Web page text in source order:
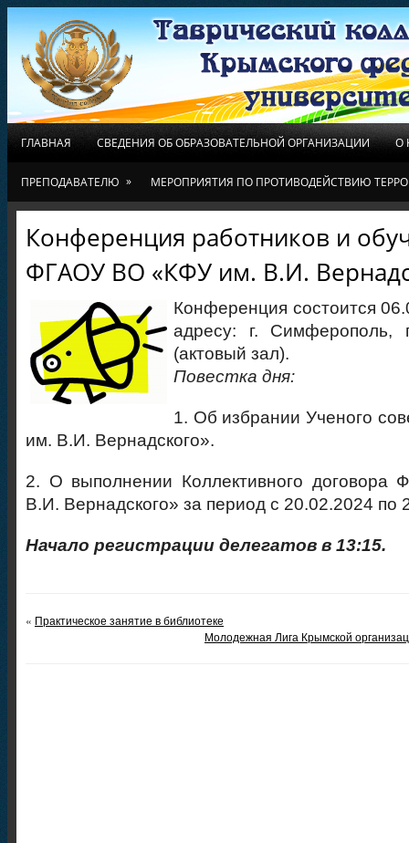
ГЛАВНАЯ СВЕДЕНИЯ ОБ ОБРАЗОВАТЕЛЬНОЙ ОРГАНИЗАЦИИ О
ПРЕПОДАВАТЕЛЮ » МЕРОПРИЯТИЯ ПО ПРОТИВОДЕЙСТВИЮ
Конференция работников и
ФГАОУ ВО «КФУ им. В.И.
Конференция состоится
адресу: г. Симферополь,
(актовый зал).
Повестка дня:
1. Об избрании Ученого
им. В.И. Вернадского».
2. О выполнении Коллективного
В.И. Вернадского» за период с 20.02.2024 по
Начало регистрации делегатов в 13:15.
« Практическое занятие в библиотеке
Молодежная Лига Крымской